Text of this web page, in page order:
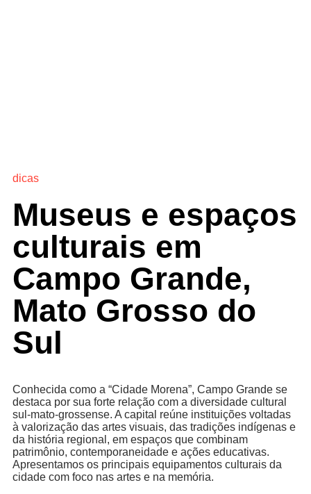
dicas
Museus e espaços
culturais em
Campo Grande,
Mato Grosso do
Sul
Conhecida como a “Cidade Morena”, Campo Grande se
destaca por sua forte relação com a diversidade cultural
sul-mato-grossense. A capital reúne instituições voltadas
à valorização das artes visuais, das tradições indígenas e
da história regional, em espaços que combinam
patrimônio, contemporaneidade e ações educativas.
Apresentamos os principais equipamentos culturais da
cidade com foco nas artes e na memória.